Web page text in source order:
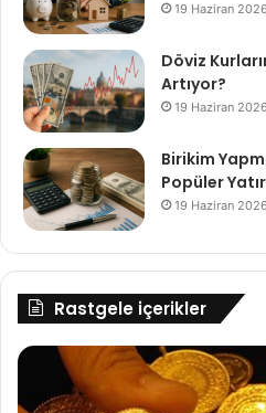
19 Haziran 2026
Döviz
Artıyor?
19 Haziran 2026
Birikim
Popüler
19 Haziran 2026
Rastgele içerikler
Kıymetli
konusunda